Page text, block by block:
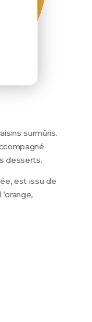
surmûris.
desserts.
est issu de